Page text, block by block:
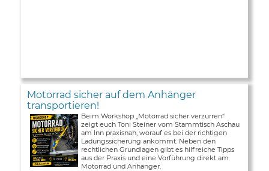
Motorrad sicher auf dem Anhänger
transportieren!
Beim Workshop „Motorrad sicher verzurren“
zeigt euch Toni Steiner vom Stammtisch Aschau
am Inn praxisnah, worauf es bei der richtigen
Ladungssicherung ankommt. Neben den
rechtlichen Grundlagen gibt es hilfreiche Tipps
aus der Praxis und eine Vorführung direkt am
Motorrad und Anhänger.